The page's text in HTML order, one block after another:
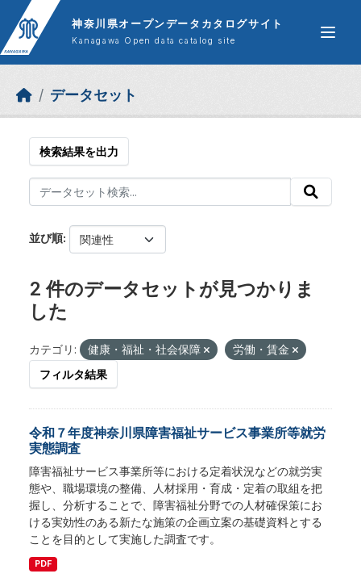
Skip to main content
神奈川県オープンデータカタログサイト
Kanagawa Open data catalog site
データセット
検索結果を出力
並び順
2 件のデータセットが見つかりま
した
カテゴリ: 健康・福祉・社会保障
労働・賃金
フィルタ結果
令和７年度神奈川県障害福祉サービス事業所等就労
実態調査
障害福祉サービス事業所等における定着状況などの就労実
態や、職場環境の整備、人材採用・育成・定着の取組を把
握し、分析することで、障害福祉分野での人材確保策にお
ける実効性のある新たな施策の企画立案の基礎資料とする
ことを目的として実施した調査です。
PDF